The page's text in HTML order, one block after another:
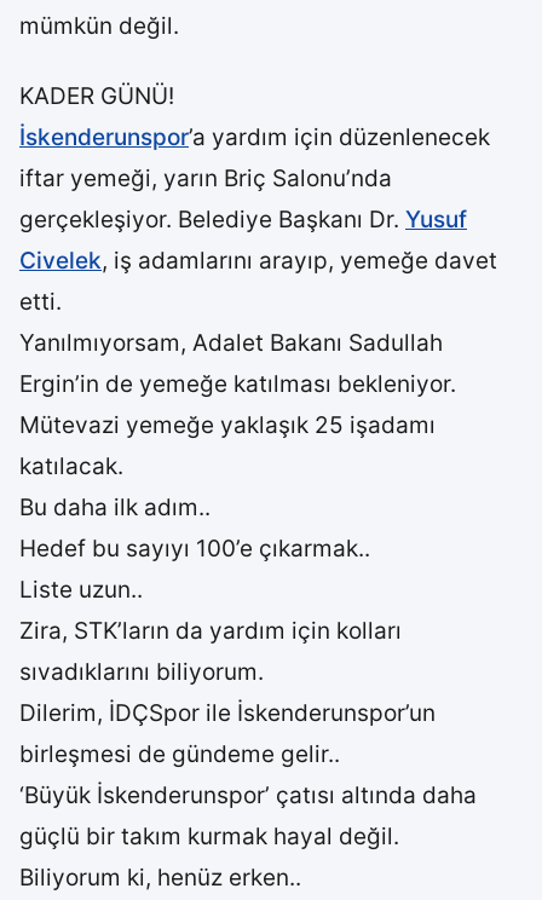
mümkün değil.
KADER GÜNÜ!
İskenderunspor’a yardım için düzenlenecek
iftar yemeği, yarın Briç Salonu’nda
gerçekleşiyor. Belediye Başkanı Dr. Yusuf
Civelek, iş adamlarını arayıp, yemeğe davet
etti.
Yanılmıyorsam, Adalet Bakanı Sadullah
Ergin’in de yemeğe katılması bekleniyor.
Mütevazi yemeğe yaklaşık 25 işadamı
katılacak.
Bu daha ilk adım..
Hedef bu sayıyı 100’e çıkarmak..
Liste uzun..
Zira, STK’ların da yardım için kolları
sıvadıklarını biliyorum.
Dilerim, İDÇSpor ile İskenderunspor’un
birleşmesi de gündeme gelir..
‘Büyük İskenderunspor’ çatısı altında daha
güçlü bir takım kurmak hayal değil.
Biliyorum ki, henüz erken..